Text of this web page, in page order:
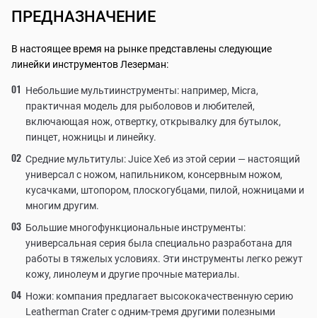
ПРЕДНАЗНАЧЕНИЕ
В настоящее время на рынке представлены следующие
линейки инструментов Лезерман:
Небольшие мультиинструменты: например, Micra,
практичная модель для рыболовов и любителей,
включающая нож, отвертку, открывалку для бутылок,
пинцет, ножницы и линейку.
Средние мультитулы: Juice Xe6 из этой серии — настоящий
универсал с ножом, напильником, консервным ножом,
кусачками, штопором, плоскогубцами, пилой, ножницами и
многим другим.
Большие многофункциональные инструменты:
универсальная серия была специально разработана для
работы в тяжелых условиях. Эти инструменты легко режут
кожу, линолеум и другие прочные материалы.
Ножи: компания предлагает высококачественную серию
Leatherman Crater с одним-тремя другими полезными